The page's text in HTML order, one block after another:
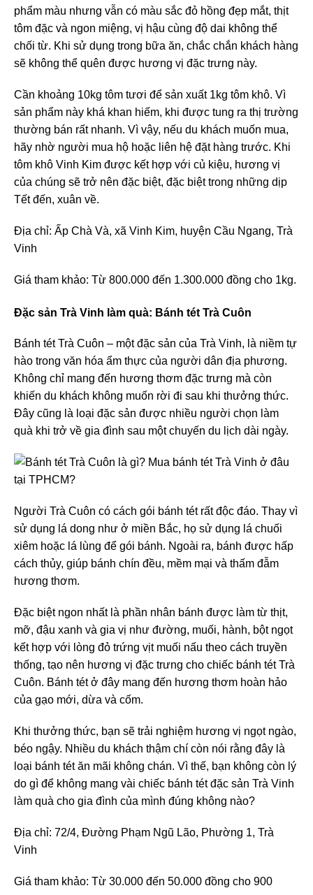
phẩm màu nhưng vẫn có màu sắc đỏ hồng đẹp mắt, thịt
tôm đặc và ngon miệng, vị hậu cùng độ dai không thể
chối từ. Khi sử dụng trong bữa ăn, chắc chắn khách hàng
sẽ không thể quên được hương vị đặc trưng này.
Cần khoảng 10kg tôm tươi để sản xuất 1kg tôm khô. Vì
sản phẩm này khá khan hiếm, khi được tung ra thị trường
thường bán rất nhanh. Vì vậy, nếu du khách muốn mua,
hãy nhờ người mua hộ hoặc liên hệ đặt hàng trước. Khi
tôm khô Vinh Kim được kết hợp với củ kiệu, hương vị
của chúng sẽ trở nên đặc biệt, đặc biệt trong những dịp
Tết đến, xuân về.
Địa chỉ: Ấp Chà Và, xã Vinh Kim, huyện Cầu Ngang, Trà
Vinh
Giá tham khảo: Từ 800.000 đến 1.300.000 đồng cho 1kg.
Đặc sản Trà Vinh làm quà: Bánh tét Trà Cuôn
Bánh tét Trà Cuôn – một đặc sản của Trà Vinh, là niềm tự
hào trong văn hóa ẩm thực của người dân địa phương.
Không chỉ mang đến hương thơm đặc trưng mà còn
khiến du khách không muốn rời đi sau khi thưởng thức.
Đây cũng là loại đặc sản được nhiều người chọn làm
quà khi trở về gia đình sau một chuyến du lịch dài ngày.
Người Trà Cuôn có cách gói bánh tét rất độc đáo. Thay vì
sử dụng lá dong như ở miền Bắc, họ sử dụng lá chuối
xiêm hoặc lá lùng để gói bánh. Ngoài ra, bánh được hấp
cách thủy, giúp bánh chín đều, mềm mại và thấm đẫm
hương thơm.
Đặc biệt ngon nhất là phần nhân bánh được làm từ thịt,
mỡ, đậu xanh và gia vị như đường, muối, hành, bột ngọt
kết hợp với lòng đỏ trứng vịt muối nấu theo cách truyền
thống, tạo nên hương vị đặc trưng cho chiếc bánh tét Trà
Cuôn. Bánh tét ở đây mang đến hương thơm hoàn hảo
của gạo mới, dừa và cốm.
Khi thưởng thức, bạn sẽ trải nghiệm hương vị ngọt ngào,
béo ngậy. Nhiều du khách thậm chí còn nói rằng đây là
loại bánh tét ăn mãi không chán. Vì thế, bạn không còn lý
do gì để không mang vài chiếc bánh tét đặc sản Trà Vinh
làm quà cho gia đình của mình đúng không nào?
Địa chỉ: 72/4, Đường Phạm Ngũ Lão, Phường 1, Trà
Vinh
Giá tham khảo: Từ 30.000 đến 50.000 đồng cho 900